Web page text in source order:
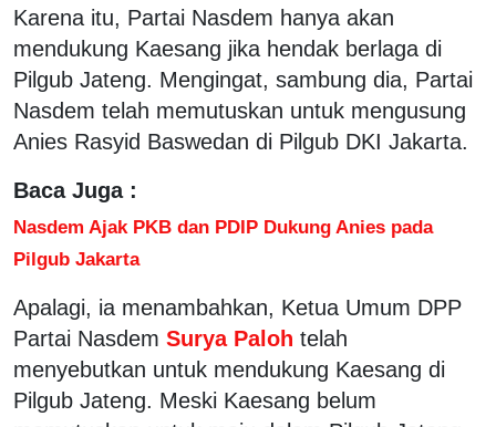
Karena itu, Partai Nasdem hanya akan
mendukung Kaesang jika hendak berlaga di
Pilgub Jateng. Mengingat, sambung dia, Partai
Nasdem telah memutuskan untuk mengusung
Anies Rasyid Baswedan di Pilgub DKI Jakarta.
Baca Juga :
Nasdem Ajak PKB dan PDIP Dukung Anies pada
Pilgub Jakarta
Apalagi, ia menambahkan, Ketua Umum DPP
Partai Nasdem Surya Paloh telah
menyebutkan untuk mendukung Kaesang di
Pilgub Jateng. Meski Kaesang belum